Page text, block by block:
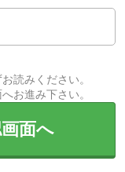
読みください。
お進み下さい。
面へ